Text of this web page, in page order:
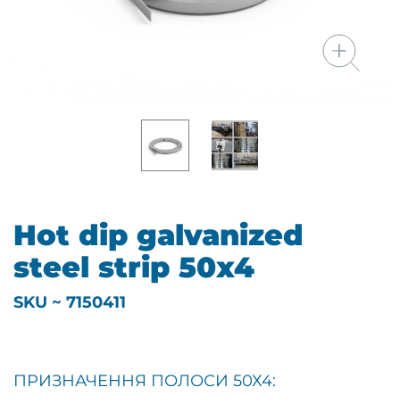
Hot dip galvanized
steel strip 50х4
SKU ~ 7150411
ПРИЗНАЧЕННЯ ПОЛОСИ 50Х4: